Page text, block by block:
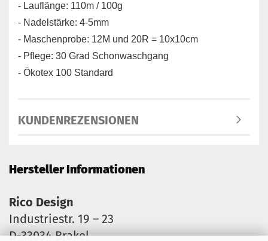
- Lauflänge: 110m / 100g
- Nadelstärke: 4-5mm
- Maschenprobe: 12M und 20R = 10x10cm
- Pflege: 30 Grad Schonwaschgang
- Ökotex 100 Standard
KUNDENREZENSIONEN
Hersteller Informationen
Rico Design
Industriestr. 19 – 23
D-33034 Brakel